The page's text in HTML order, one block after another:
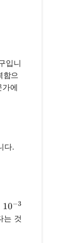
입니
함으
에
다.
10^{-3}
10−3
는 것